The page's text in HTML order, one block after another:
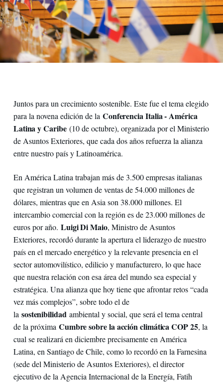
Juntos para un crecimiento sostenible. Este fue el tema elegido
para la novena edición de la Conferencia Italia - América
Latina y Caribe(10 de octubre), organizada por el Ministerio
de Asuntos Exteriores, que cada dos años refuerza la alianza
entre nuestro país y Latinoamérica.
En América Latina trabajan más de 3.500 empresas italianas
que registran un volumen de ventas de 54.000 millones de
dólares, mientras que en Asia son 38.000 millones. El
intercambio comercial con la región es de 23.000 millones de
euros por año. Luigi Di Maio, Ministro de Asuntos
Exteriores, recordó durante la apertura el liderazgo de nuestro
país en el mercado energético y la relevante presencia en el
sector automovilístico, edilicio y manufacturero, lo que hace
que nuestra relación con esa área del mundo sea especial y
estratégica. Una alianza que hoy tiene que afrontar retos “cada
vez más complejos”, sobre todo el de
la sostenibilidad ambiental y social, que será el tema central
de la próxima Cumbre sobre la acción climática COP 25, la
cual se realizará en diciembre precisamente en América
Latina, en Santiago de Chile, como lo recordó en la Farnesina
(sede del Ministerio de Asuntos Exteriores), el director
ejecutivo de la Agencia Internacional de la Energía, Fatih